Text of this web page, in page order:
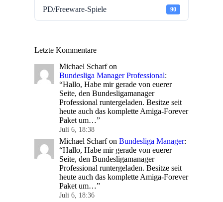
PD/Freeware-Spiele 90
Letzte Kommentare
Michael Scharfon
Bundesliga Manager Professional:
“Hallo, Habe mir gerade von euerer
Seite, den Bundesligamanager
Professional runtergeladen. Besitze seit
heute auch das komplette Amiga-Forever
Paket um…”
Juli 6, 18:38
Michael Scharfon Bundesliga Manager:
“Hallo, Habe mir gerade von euerer
Seite, den Bundesligamanager
Professional runtergeladen. Besitze seit
heute auch das komplette Amiga-Forever
Paket um…”
Juli 6, 18:36